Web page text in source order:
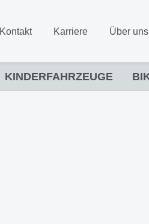
Kontakt Karriere Über uns
KINDERFAHRZEUGE